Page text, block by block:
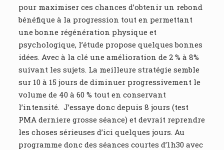
pour maximiser ces chances d’obtenir un rebond
bénéfique à la progression tout en permettant
une bonne régénération physique et
psychologique, l’étude propose quelques bonnes
idées. Avec à la clé une amélioration de 2 % à 8%
suivant les sujets. La meilleure stratégie semble
sur 10 à 15 jours de diminuer progressivement le
volume de 40 à 60 % tout en conservant
l’intensité. J’essaye donc depuis 8 jours (test
PMA derniere grosse séance) et devrait reprendre
les choses sérieuses d’ici quelques jours. Au
programme donc des séances courtes d’1h30 avec